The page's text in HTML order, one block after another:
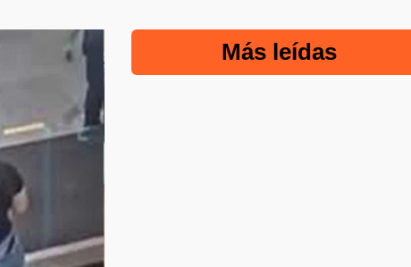
Más leídas